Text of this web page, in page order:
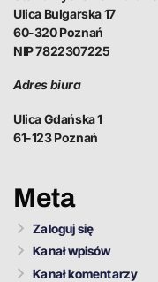
Ulica Bulgarska 17
60-320 Poznań
NIP 7822307225
Adres biura
Ulica Gdańska 1
61-123 Poznań
Meta
Zaloguj się
Kanał wpisów
Kanał komentarzy